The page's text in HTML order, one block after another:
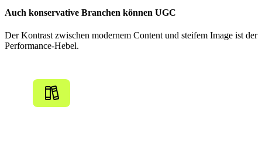
Auch konservative Branchen können UGC
Der Kontrast zwischen modernem Content und steifem Image ist der
Performance-Hebel.